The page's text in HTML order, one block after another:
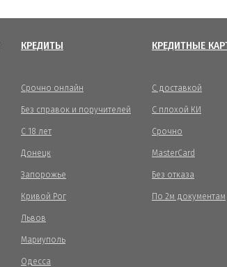
КРЕДИТЫ
Срочно онлайн
Без справок и поручителей
С 18 лет
Донецк
Запорожье
Кривой Рог
Львов
Мариуполь
Одесса
КРЕДИТНЫЕ
С доставкой
С плохой КИ
Срочно
MasterCard
Без отказа
По 2м документам